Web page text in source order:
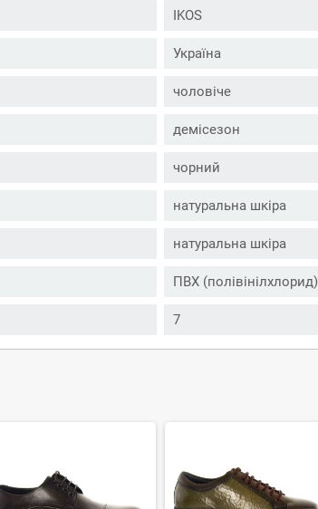
IKOS
Україна
чоловіче
демісезон
чорний
натуральна шкіра
натуральна шкіра
ПВХ (полівінілхлорид)
7